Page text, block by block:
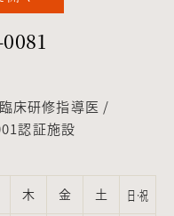
床研修指導医 /
認証施設
木 金 土 日·祝